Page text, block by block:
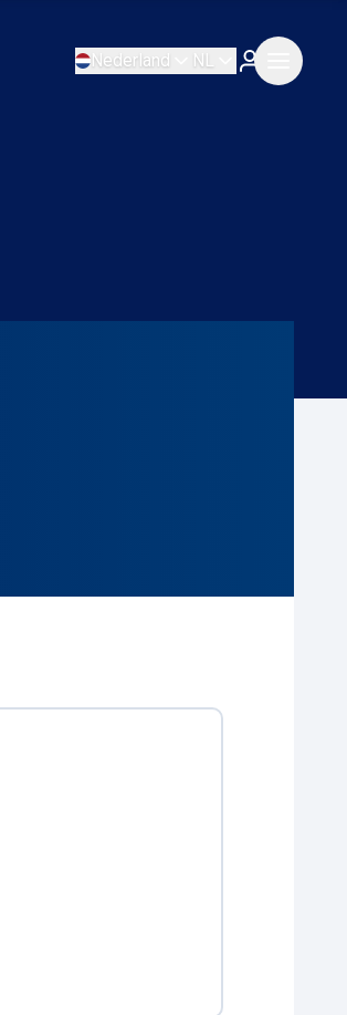
Nederland NL